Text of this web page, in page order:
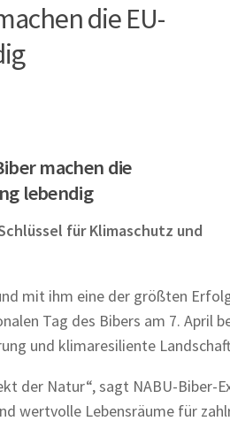
die EU-
machen die
lebendig
für Klimaschutz und
mit ihm eine der größten
Tag des Bibers am 7. April
und klimaresiliente
der Natur“, sagt NABU-Biber-
wertvolle Lebensräume für